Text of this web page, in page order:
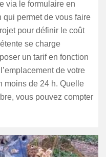
via le formulaire en
qui permet de vous faire
pour définir le coût
se charge
un tarif en fonction
de votre
moins de 24 h. Quelle
vous pouvez compter